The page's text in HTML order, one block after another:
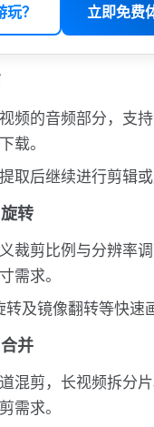
？ 立即免费
频的音频部分，支
载。
取后继续进行剪辑或
转
裁剪比例与分辨率
需求。
转及镜像翻转等快速
并
混剪，长视频拆分
需求。